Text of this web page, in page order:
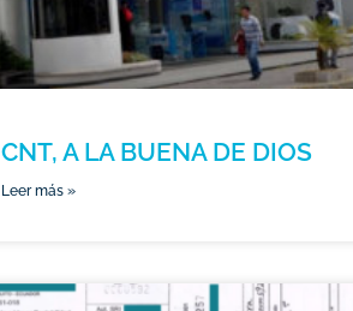
CNT, A LA BUENA DE DIOS
Leer más »